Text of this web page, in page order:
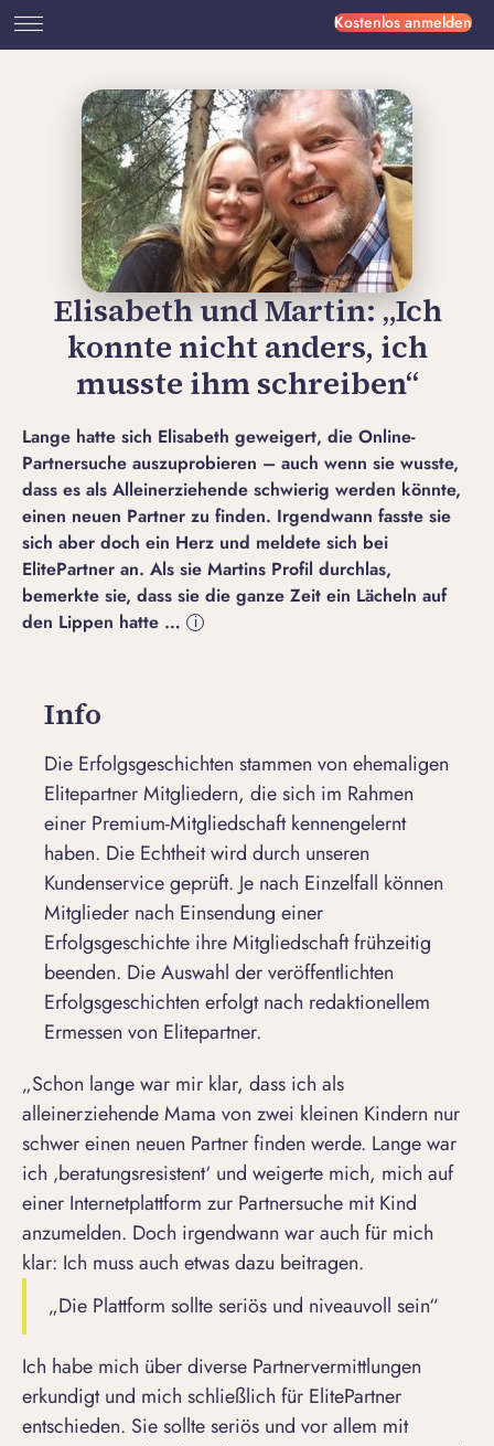
Kostenlos anmelden
Elisabeth und Martin: „Ich
konnte nicht anders, ich
musste ihm schreiben“
Lange hatte sich Elisabeth geweigert, die Online-
Partnersuche auszuprobieren – auch wenn sie wusste,
dass es als Alleinerziehende schwierig werden könnte,
einen neuen Partner zu finden. Irgendwann fasste sie
sich aber doch ein Herz und meldete sich bei
ElitePartner an. Als sie Martins Profil durchlas,
bemerkte sie, dass sie die ganze Zeit ein Lächeln auf
den Lippen hatte …
i
Info
Die Erfolgsgeschichten stammen von ehemaligen
Elitepartner Mitgliedern, die sich im Rahmen
einer Premium-Mitgliedschaft kennengelernt
haben. Die Echtheit wird durch unseren
Kundenservice geprüft. Je nach Einzelfall können
Mitglieder nach Einsendung einer
Erfolgsgeschichte ihre Mitgliedschaft frühzeitig
beenden. Die Auswahl der veröffentlichten
Erfolgsgeschichten erfolgt nach redaktionellem
Ermessen von Elitepartner.
„Schon lange war mir klar, dass ich als
alleinerziehende Mama von zwei kleinen Kindern nur
schwereinen neuen Partner finden werde. Lange war
ich ‚beratungsresistent‘ und weigerte mich, mich auf
einer Internetplattform zur Partnersuche mit Kind
anzumelden. Doch irgendwann war auch für mich
klar: Ich muss auch etwas dazu beitragen.
„Die Plattform sollte seriös und niveauvoll sein“
Ich habe mich über diverse Partnervermittlungen
erkundigt und mich schließlich für ElitePartner
entschieden. Sie sollte seriös und vor allem mit